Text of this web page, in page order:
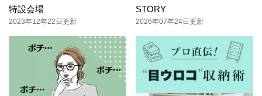
特設会場
2023年12年22日更新
STORY
2026年07年24日更新